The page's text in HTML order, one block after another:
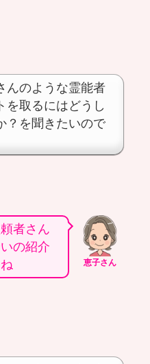
んのような霊能者
を取るにはどうし
？を聞きたいので
恵子さん
者さん
の紹介